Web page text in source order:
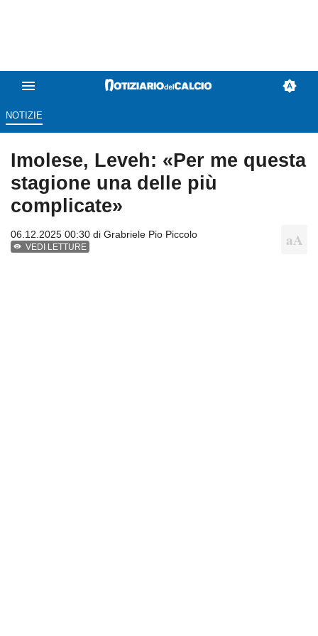
NOTIZIE
Imolese, Leveh: «Per me questa
stagione una delle più
complicate»
06.12.2025 00:30 di Grabriele Pio Piccolo
VEDI LETTURE